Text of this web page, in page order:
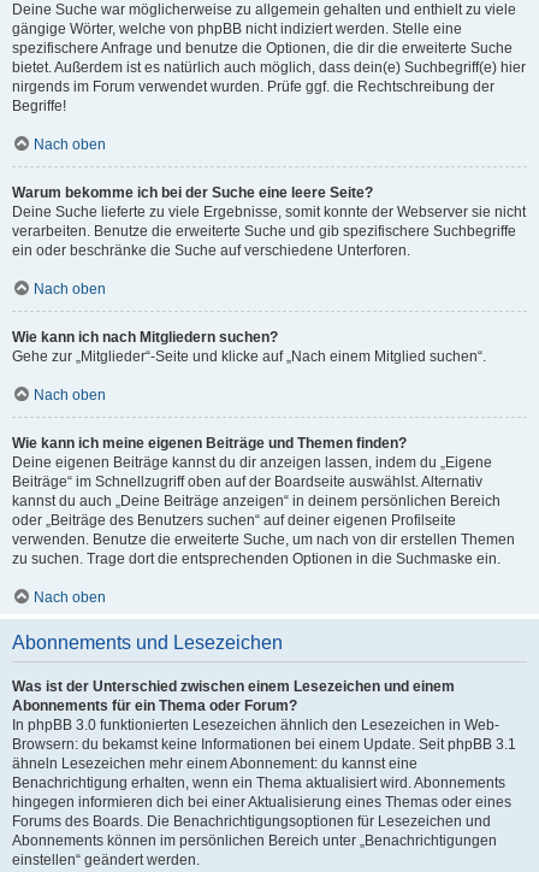
Deine Suche war möglicherweise zu allgemein gehalten und enthielt zu viele
gängige Wörter, welche von phpBB nicht indiziert werden. Stelle eine
spezifischere Anfrage und benutze die Optionen, die dir die erweiterte Suche
bietet. Außerdem ist es natürlich auch möglich, dass dein(e) Suchbegriff(e) hier
nirgends im Forum verwendet wurden. Prüfe ggf. die Rechtschreibung der
Begriffe!
Nach oben
Warum bekomme ich bei der Suche eine leere Seite?
Deine Suche lieferte zu viele Ergebnisse, somit konnte der Webserver sie nicht
verarbeiten. Benutze die erweiterte Suche und gib spezifischere Suchbegriffe
ein oder beschränke die Suche auf verschiedene Unterforen.
Nach oben
Wie kann ich nach Mitgliedern suchen?
Gehe zur „Mitglieder“-Seite und klicke auf „Nach einem Mitglied suchen“.
Nach oben
Wie kann ich meine eigenen Beiträge und Themen finden?
Deine eigenen Beiträge kannst du dir anzeigen lassen, indem du „Eigene
Beiträge“ im Schnellzugriff oben auf der Boardseite auswählst. Alternativ
kannst du auch „Deine Beiträge anzeigen“ in deinem persönlichen Bereich
oder „Beiträge des Benutzers suchen“ auf deiner eigenen Profilseite
verwenden. Benutze die erweiterte Suche, um nach von dir erstellen Themen
zu suchen. Trage dort die entsprechenden Optionen in die Suchmaske ein.
Nach oben
Abonnements und Lesezeichen
Was ist der Unterschied zwischen einem Lesezeichen und einem
Abonnements für ein Thema oder Forum?
In phpBB 3.0 funktionierten Lesezeichen ähnlich den Lesezeichen in Web-
Browsern: du bekamst keine Informationen bei einem Update. Seit phpBB 3.1
ähneln Lesezeichen mehr einem Abonnement: du kannst eine
Benachrichtigung erhalten, wenn ein Thema aktualisiert wird. Abonnements
hingegen informieren dich bei einer Aktualisierung eines Themas oder eines
Forums des Boards. Die Benachrichtigungsoptionen für Lesezeichen und
Abonnements können im persönlichen Bereich unter „Benachrichtigungen
einstellen“ geändert werden.